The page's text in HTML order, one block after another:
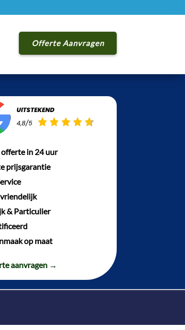
Offerte Aanvragen
in 24 uur
prijsgarantie
& Particulier
op maat
aanvragen →